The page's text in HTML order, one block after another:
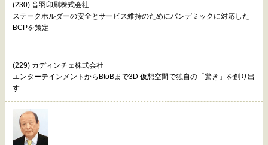
(230) 音羽印刷株式会社
ステークホルダーの安全とサービス維持のためにパンデミックに対応した
BCPを策定
(229) カディンチェ株式会社
エンターテインメントからBtoBまで3D 仮想空間で独自の「驚き」を創り出
す